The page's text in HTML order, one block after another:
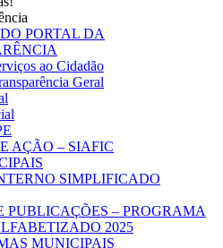
PORTAL DA
ao Cidadão
Geral
AÇÃO – SIAFIC
SIMPLIFICADO
PUBLICAÇÕES – PROGRAMA
2025
MUNICIPAIS